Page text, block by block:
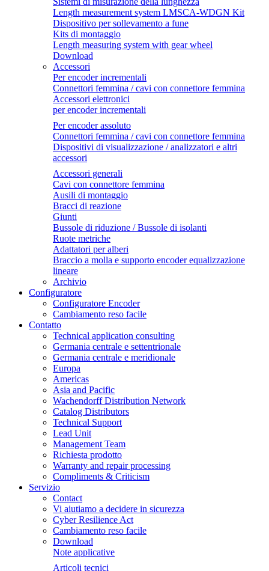
Length measurement system LMSCA-WDGN Kit
Dispositivo per sollevamento a fune
Kits di montaggio
Length measuring system with gear wheel
Download
Accessori
Per encoder incrementali
Connettori femmina / cavi con connettore femmina
Accessori elettronici
per encoder incrementali
Per encoder assoluto
Connettori femmina / cavi con connettore femmina
Dispositivi di visualizzazione / analizzatori e altri
accessori
Accessori generali
Cavi con connettore femmina
Ausili di montaggio
Bracci di reazione
Giunti
Bussole di riduzione / Bussole di isolanti
Ruote metriche
Adattatori per alberi
Braccio a molla e supporto encoder equalizzazione
lineare
Archivio
Configuratore
Configuratore Encoder
Cambiamento reso facile
Contatto
Technical application consulting
Germania centrale e settentrionale
Germania centrale e meridionale
Europa
Americas
Asia and Pacific
Wachendorff Distribution Network
Catalog Distributors
Technical Support
Lead Unit
Management Team
Richiesta prodotto
Warranty and repair processing
Compliments & Criticism
Servizio
Contact
Vi aiutiamo a decidere in sicurezza
Cyber Resilience Act
Cambiamento reso facile
Download
Note applicative
Articoli tecnici